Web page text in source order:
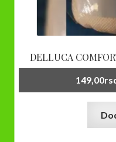
DELLUCA
149,00